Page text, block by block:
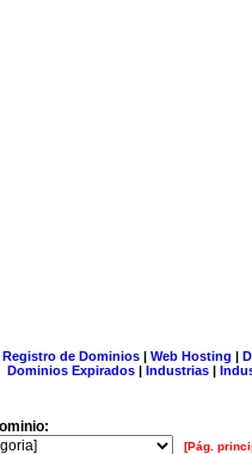
Registro de Dominios| Web Hosting |
Dominios Expirados | Industrias |
[Pág.